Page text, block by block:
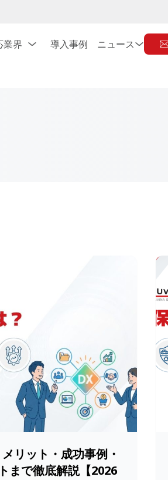
業界 導入事例 ニュース
リット・成功事例・
まで徹底解説【2026